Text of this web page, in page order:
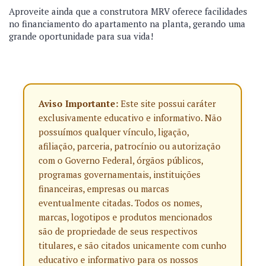
Aproveite ainda que a construtora MRV oferece facilidades
no financiamento do apartamento na planta, gerando uma
grande oportunidade para sua vida!
Aviso Importante: Este site possui caráter
exclusivamente educativo e informativo. Não
possuímos qualquer vínculo, ligação,
afiliação, parceria, patrocínio ou autorização
com o Governo Federal, órgãos públicos,
programas governamentais, instituições
financeiras, empresas ou marcas
eventualmente citadas. Todos os nomes,
marcas, logotipos e produtos mencionados
são de propriedade de seus respectivos
titulares, e são citados unicamente com cunho
educativo e informativo para os nossos